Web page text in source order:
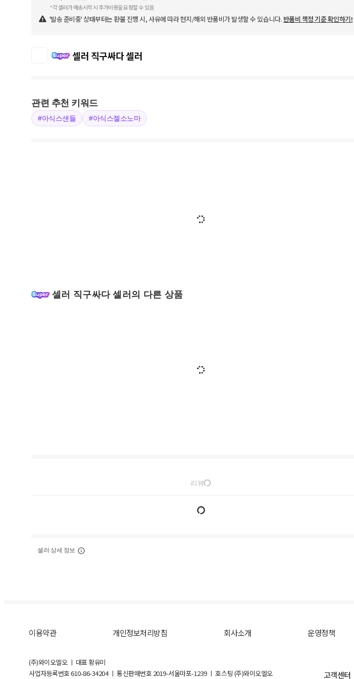
*각 셀러가 배송시작 시 추가비용을 요청할 수 있음
'발송 준비중' 상태부터는 환불 진행 시, 사유에 따라 현지/해외 반품비가 발생할 수 있습니다. 반품비 책정 기준 확인하기!
셀러 직구싸다 셀러
관련 추천 키워드
#아식스샌들 #아식스젤소노마
셀러 직구싸다 셀러의 다른 상품
리뷰
셀러 상세 정보
이용약관 개인정보처리방침 회사소개 운영정책
(주)와이오엘오 ㅣ 대표 황유미
사업자등록번호610-86-34204ㅣ 통신판매번호 2019-서울마포-1239 ㅣ 호스팅 (주)와이오엘오 고객센터